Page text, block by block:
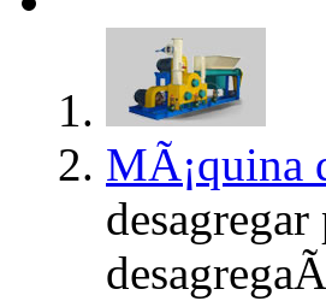
MÃ¡quina